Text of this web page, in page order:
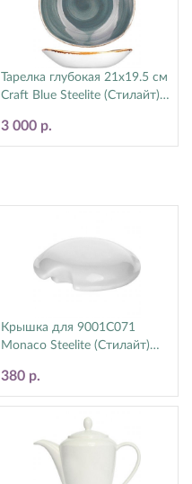
Тарелка глубокая 21х19.5 см
Craft Blue Steelite (Стилайт)
3 000 р.
Крышка для 9001C071
Monaco Steelite (Стилайт)
380 р.